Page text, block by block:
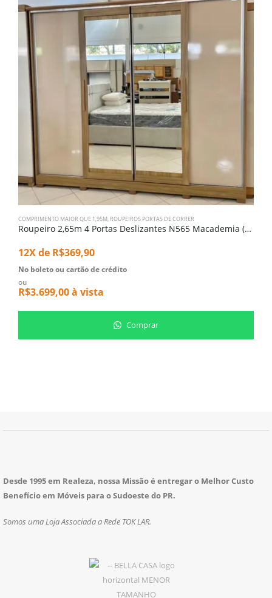
COMPRIMENTO MAIOR QUE 1,95M, ROUPEIROS PORTAS DE CORRER
Roupeiro 2,65m 4 Portas Deslizantes N565 Macademia (4674)
12X de R$369,90
No boleto ou cartão de crédito
ou
R$3.699,00à vista
Comprar
Desde 1995 em Realeza, nossa Missão é entregar o Melhor Custo
Benefício em Móveis para o Sudoeste do PR.
Somos uma Loja Associada a Rede TOK LAR.